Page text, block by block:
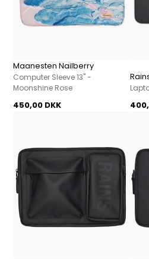
Maanesten Nailberry
Computer Sleeve 13" -
Moonshine Rose
450,00 DKK